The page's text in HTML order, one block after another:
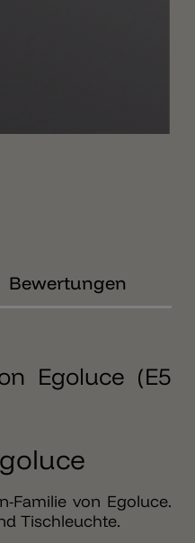
Bewertungen
Egoluce (E5
Familie von Egoluce.
Tischleuchte.